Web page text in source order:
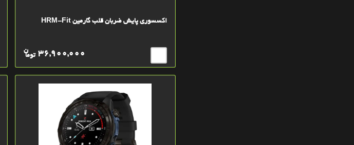
اکسسوری پایش ضربان قلب گارمین HRM-Fit
توما
ن 36,900,000